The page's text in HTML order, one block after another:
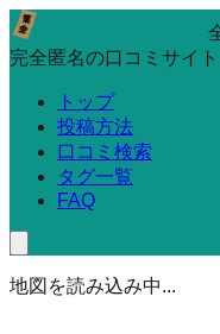
完全匿名の口コミサイト
トップ
投稿方法
口コミ検索
タグ一覧
FAQ
地図を読み込み中...